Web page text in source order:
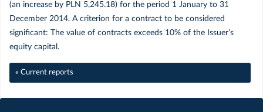
Lipiec
Maj
Marzec
(an increase by PLN 5,245.18) for the period 1 January to 31
December 2014. A criterion for a contract to be considered
significant: The value of contracts exceeds 10% of the Issuer’s
equity capital.
« Current reports